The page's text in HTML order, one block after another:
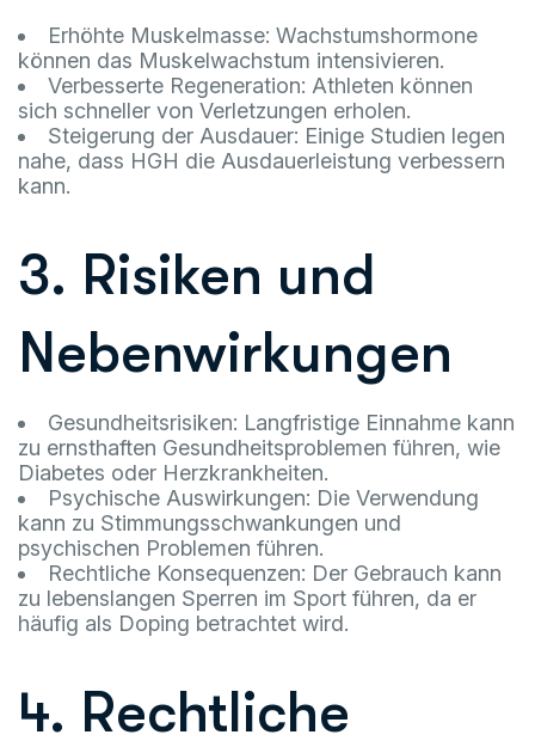
Erhöhte Muskelmasse: Wachstumshormone
können das Muskelwachstum intensivieren.
Verbesserte Regeneration: Athleten können
sich schneller von Verletzungen erholen.
Steigerung der Ausdauer: Einige Studien legen
nahe, dass HGH die Ausdauerleistung verbessern
kann.
3. Risiken und
Nebenwirkungen
Gesundheitsrisiken: Langfristige Einnahme kann
zu ernsthaften Gesundheitsproblemen führen, wie
Diabetes oder Herzkrankheiten.
Psychische Auswirkungen: Die Verwendung
kann zu Stimmungsschwankungen und
psychischen Problemen führen.
Rechtliche Konsequenzen: Der Gebrauch kann
zu lebenslangen Sperren im Sport führen, da er
häufig als Doping betrachtet wird.
4. Rechtliche